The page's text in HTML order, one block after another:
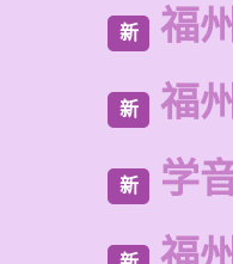
新 福
新 福
新 学
福